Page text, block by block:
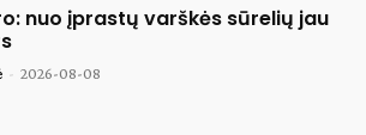
nuo įprastų varškės sūrelių jau
- 2026-08-08